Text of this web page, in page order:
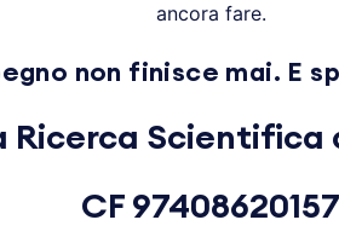
ancora fare.
non finisce mai. E
Ricerca Scientifica
CF 97408620157